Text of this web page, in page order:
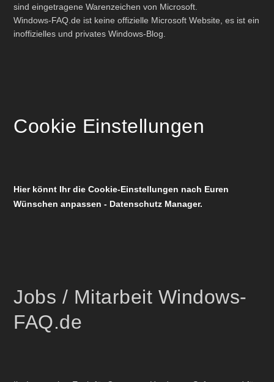
sind eingetragene Warenzeichen von Microsoft.
Windows-FAQ.de ist keine offizielle Microsoft Website, es ist ein
inoffizielles und privates Windows-Blog.
Cookie Einstellungen
Hier könnt Ihr die Cookie-Einstellungen nach Euren
Wünschen anpassen - Datenschutz Manager.
Jobs / Mitarbeit Windows-
FAQ.de